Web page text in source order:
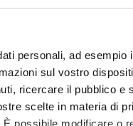
personali, ad
sul vostro
ricercare il pubblico
scelte in materia di
possibile modificare o
0 Ricerca